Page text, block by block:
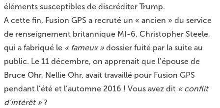
éléments susceptibles de discréditer Trump.
A cette fin, Fusion GPS a recruté un « ancien » du service
de renseignement britannique MI-6, Christopher Steele,
qui a fabriqué le « fameux »dossier fuité par la suite au
public. Le 11 décembre, on apprenait que l’épouse de
Bruce Ohr, Nellie Ohr, avait travaillé pour Fusion GPS
pendant l’été et l’automne 2016 ! Vous avez dit « conflit
d’intérêt »?